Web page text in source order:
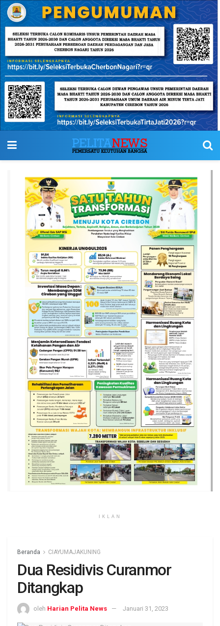
IKLAN
Beranda CIAYUMAJAKUNING
Dua Residivis Curanmor
Ditangkap
oleh Harian Pelita News Januari 31, 2023